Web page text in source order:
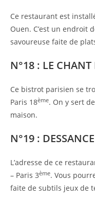
Ce restaurant est
Ouen. C’est un endroit
savoureuse faite de
N°18 : LE CHANT
Ce bistrot parisien se
Paris 18ème. On y sert
maison.
N°19 : DESSANCE
L’adresse de ce
– Paris 3ème. Vous
faite de subtils jeux de